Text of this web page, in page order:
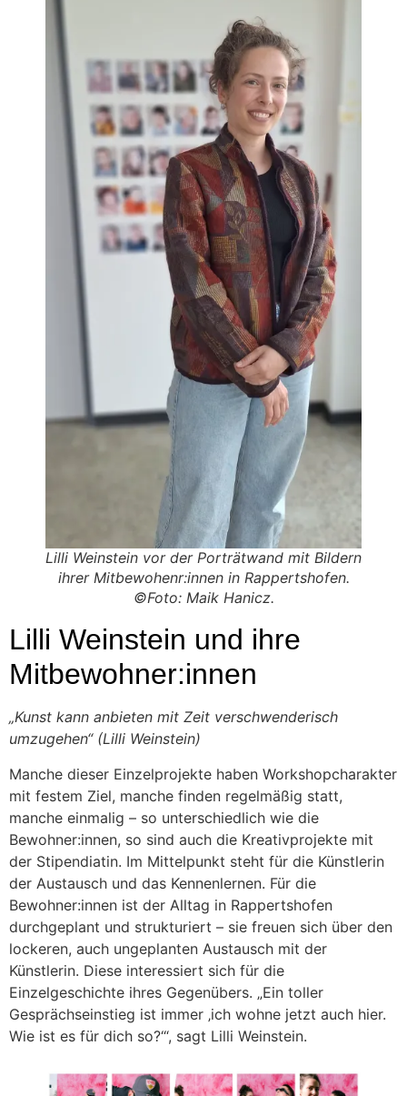
Lilli Weinstein vor der Porträtwand mit Bildern
ihrer Mitbewohenr:innen in Rappertshofen.
©Foto: Maik Hanicz.
Lilli Weinstein und ihre
Mitbewohner:innen
„Kunst kann anbieten mit Zeit verschwenderisch
umzugehen“ (Lilli Weinstein)
Manche dieser Einzelprojekte haben Workshopcharakter
mit festem Ziel, manche finden regelmäßig statt,
manche einmalig – so unterschiedlich wie die
Bewohner:innen, so sind auch die Kreativprojekte mit
der Stipendiatin. Im Mittelpunkt steht für die Künstlerin
der Austausch und das Kennenlernen. Für die
Bewohner:innen ist der Alltag in Rappertshofen
durchgeplant und strukturiert – sie freuen sich über den
lockeren, auch ungeplanten Austausch mit der
Künstlerin. Diese interessiert sich für die
Einzelgeschichte ihres Gegenübers. „Ein toller
Gesprächseinstieg ist immer ‚ich wohne jetzt auch hier.
Wie ist es für dich so?‘“, sagt Lilli Weinstein.